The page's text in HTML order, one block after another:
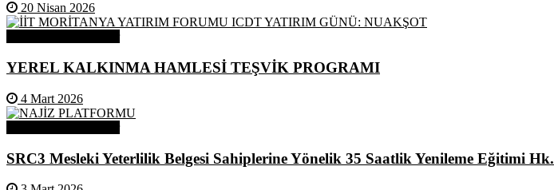
20 Nisan 2026
YEREL KALKINMA HAMLESİ TEŞVİK PROGRAMI
4 Mart 2026
SRC3 Mesleki Yeterlilik Belgesi Sahiplerine Yönelik 35 Saatlik Yenileme Eğitimi Hk.